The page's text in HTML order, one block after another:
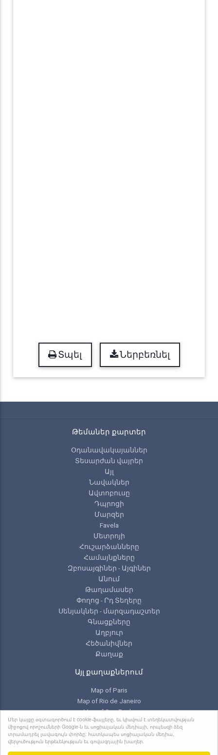
Մեր կայքը օգտագործում է cookie-ֆայլերը, եւ կիսվում է տեղեկատվության
միջոցով որոշումների Google-ն եւ սոցիալական մեդիայի, որպեսզի ձեզ
տրամադրել լավագույն փորձը: հատկապես սոցիալական մեդիա,
վերլուծություն երթեւեկության եւ գովազդային խաղեր.
Տպել Ներբեռնել
Թեմաներ քարտեր
Օդանավակայաններ
Տեսարժան վայրեր
Այլ
Նավակներ
Ավտոբուսը
Դպրոցի
Մարզեր
Favela
Մետրոյի
Հուշարձանները
Համայնքները
Զբոսայգիներ - Այգիներ
Անում
Թաղամասեր
Փողոց - Րդ Տեղերը
Սենյակներ - մարզադաշտեր
Գնացքները
Աղբյուր
Հեծանիվներ
Քաղաք
Այլ քաղաքներում
Map of Paris
Map of Rio de Janeiro
Map of Sao Paulo
Map of Toronto